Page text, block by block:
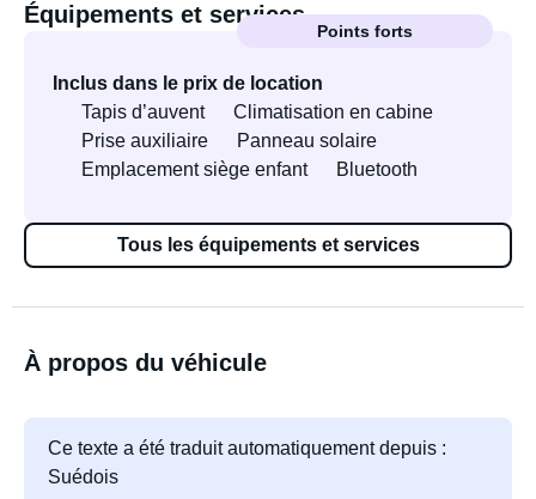
Équipements et services
Points forts
Inclus dans le prix de location
Tapis d’auvent
Climatisation en cabine
Prise auxiliaire
Panneau solaire
Emplacement siège enfant
Bluetooth
Tous les équipements et services
À propos du véhicule
Ce texte a été traduit automatiquement depuis :
Suédois